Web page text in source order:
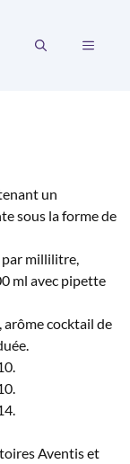
MENU
un
sous la forme de
par millilitre,
ml avec pipette
arôme cocktail de
Aventis et